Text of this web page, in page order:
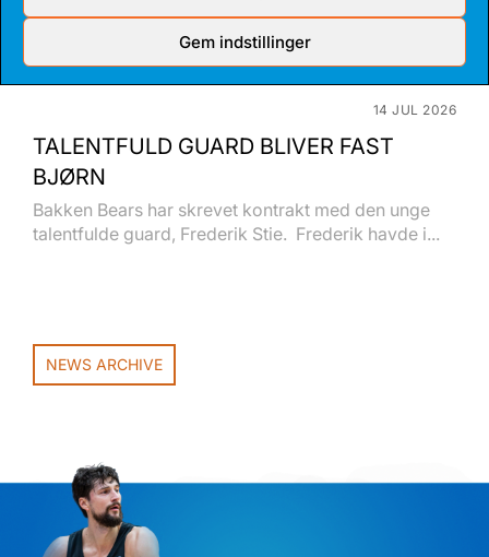
Gem indstillinger
14 JUL 2026
TALENTFULD GUARD BLIVER FAST
BJØRN
Bakken Bears har skrevet kontrakt med den unge
talentfulde guard, Frederik Stie. Frederik havde i...
NEWS ARCHIVE